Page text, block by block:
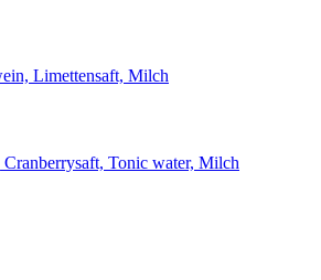
Limettensaft, Milch
Tonic water, Milch